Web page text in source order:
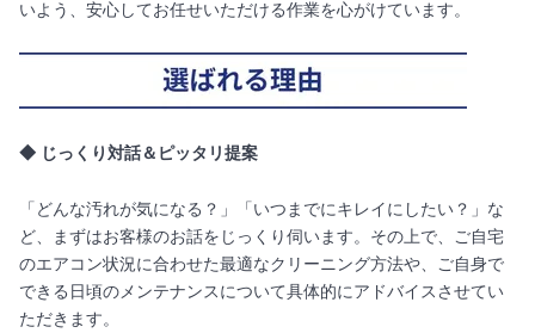
いよう、安心してお任せいただける作業を心がけています。
◆ じっくり対話＆ピッタリ提案
「どんな汚れが気になる？」「いつまでにキレイにしたい？」な
ど、まずはお客様のお話をじっくり伺います。その上で、ご自宅
のエアコン状況に合わせた最適なクリーニング方法や、ご自身で
できる日頃のメンテナンスについて具体的にアドバイスさせてい
ただきます。